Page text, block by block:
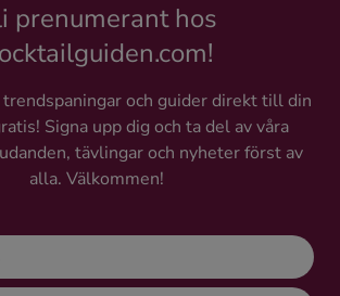
prenumerant hos
och guider direkt till din
Signa upp dig och ta del av våra
tävlingar och nyheter först av
alla. Välkommen!